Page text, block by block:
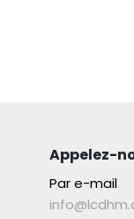
Appelez-
Par e-mail